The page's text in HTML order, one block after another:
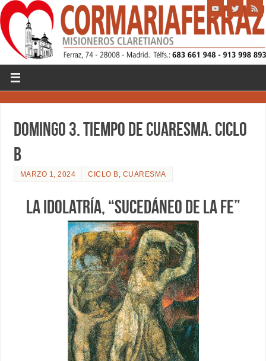
DOMINGO 3. TIEMPO DE CUARESMA. CICLO
B
MARZO 1, 2024 CICLO B CUARESMA
LA IDOLATRÍA, “SUCEDÁNEO DE LA FE”